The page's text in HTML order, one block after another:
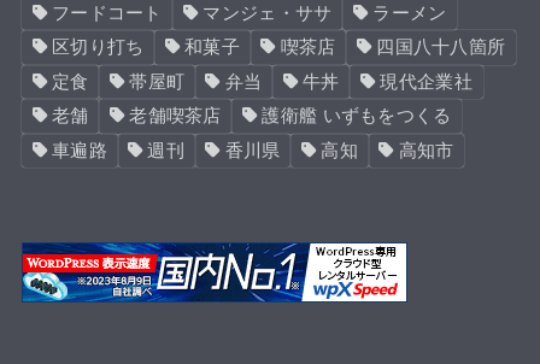
フードコート
マンジェ・ササ
ラーメン
区切り打ち
和菓子 喫茶店
四国八十八箇所
定食
帯屋町 弁当 牛丼
現代企業社
老舗
老舗喫茶店
護衛艦 いずもをつくる
車遍路
週刊 香川県 高知 高知市